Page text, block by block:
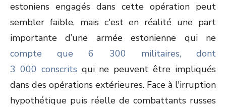
estoniens engagés dans cette opération peut
sembler faible, mais c'est en réalité une part
importante d’une armée estonienne qui ne
compte que 6 300 militaires, dont
3 000 conscrits qui ne peuvent être impliqués
dans des opérations extérieures. Face à l'irruption
hypothétique puis réelle de combattants russes